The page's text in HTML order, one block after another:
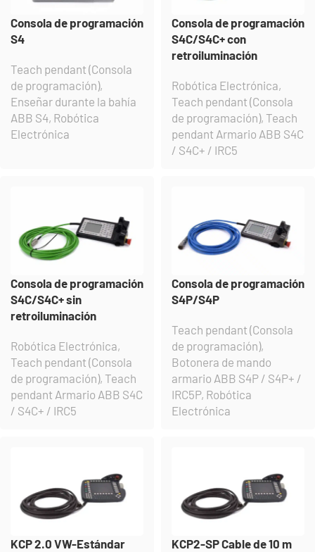
Consola de programación
S4
Teach pendant (Consola
de programación),
Enseñar durante la bahía
ABB S4, Robótica
Electrónica
Consola de programación
S4C/S4C+ con
retroiluminación
Robótica Electrónica,
Teach pendant (Consola
de programación), Teach
pendant Armario ABB S4C
/ S4C+ / IRC5
Consola de programación
S4C/S4C+ sin
retroiluminación
Robótica Electrónica,
Teach pendant (Consola
de programación), Teach
pendant Armario ABB S4C
/ S4C+ / IRC5
Consola de programación
S4P/S4P
Teach pendant (Consola
de programación),
Botonera de mando
armario ABB S4P / S4P+ /
IRC5P, Robótica
Electrónica
KCP 2.0 VW-Estándar
KCP2-SP Cable de 10 m